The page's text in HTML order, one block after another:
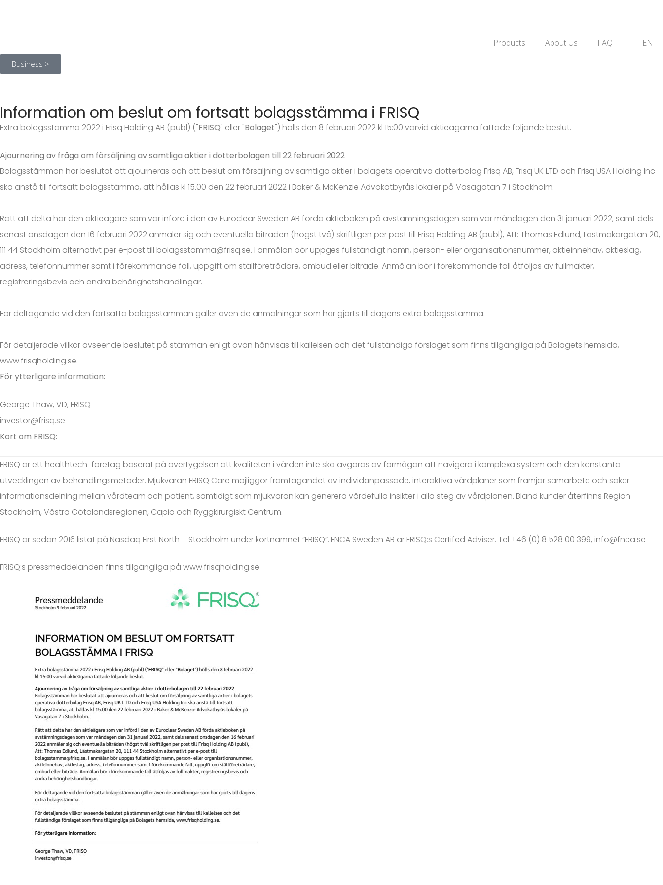
Products About Us FAQ EN
Business >
Information om beslut om fortsatt bolagsstämma i FRISQ
Extra bolagsstämma 2022 i Frisq Holding AB (publ) ("FRISQ" eller "Bolaget") hölls den 8 februari 2022 kl 15:00 varvid aktieägarna fattade följande beslut.
Ajournering av fråga om försäljning av samtliga aktier i dotterbolagen till 22 februari 2022
Bolagsstämman har beslutat att ajourneras och att beslut om försäljning av samtliga aktier i bolagets operativa dotterbolag Frisq AB, Frisq UK LTD och Frisq USA Holding Inc
ska anstå till fortsatt bolagsstämma, att hållas kl 15.00 den 22 februari 2022 i Baker & McKenzie Advokatbyrås lokaler på Vasagatan 7 i Stockholm.
Rätt att delta har den aktieägare som var införd i den av Euroclear Sweden AB förda aktieboken på avstämningsdagen som var måndagen den 31 januari 2022, samt dels
senast onsdagen den 16 februari 2022 anmäler sig och eventuella biträden (högst två) skriftligen per post till Frisq Holding AB (publ), Att: Thomas Edlund, Lästmakargatan 20,
111 44 Stockholm alternativt per e-post till bolagsstamma@frisq.se. I anmälan bör uppges fullständigt namn, person- eller organisationsnummer, aktieinnehav, aktieslag,
adress, telefonnummer samt i förekommande fall, uppgift om ställföreträdare, ombud eller biträde. Anmälan bör i förekommande fall åtföljas av fullmakter,
registreringsbevis och andra behörighetshandlingar.
För deltagande vid den fortsatta bolagsstämman gäller även de anmälningar som har gjorts till dagens extra bolagsstämma.
För detaljerade villkor avseende beslutet på stämman enligt ovan hänvisas till kallelsen och det fullständiga förslaget som finns tillgängliga på Bolagets hemsida,
www.frisqholding.se.
För ytterligare information:
George Thaw, VD, FRISQ
investor@frisq.se
Kort om FRISQ:
FRISQ är ett healthtech-företag baserat på övertygelsen att kvaliteten i vården inte ska avgöras av förmågan att navigera i komplexa system och den konstanta
utvecklingen av behandlingsmetoder. Mjukvaran FRISQ Care möjliggör framtagandet av individanpassade, interaktiva vårdplaner som främjar samarbete och säker
informationsdelning mellan vårdteam och patient, samtidigt som mjukvaran kan generera värdefulla insikter i alla steg av vårdplanen. Bland kunder återfinns Region
Stockholm, Västra Götalandsregionen, Capio och Ryggkirurgiskt Centrum.
FRISQ är sedan 2016 listat på Nasdaq First North – Stockholm under kortnamnet ”FRISQ”. FNCA Sweden AB är FRISQ:s Certifed Adviser. Tel +46 (0) 8 528 00 399, info@fnca.se
FRISQ:s pressmeddelanden finns tillgängliga på www.frisqholding.se